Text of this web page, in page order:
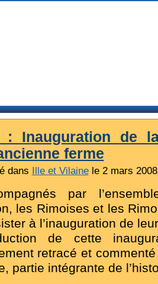
: Inauguration de
ferme
dans Ille et Vilainele 2 mars 2008
par
les Rimoises et les
à l’inauguration de
de cette
retracé et
partie intégrante de